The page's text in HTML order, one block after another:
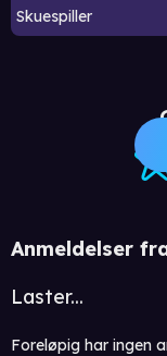
Skuespiller
Anmeldelser
Laster...
Foreløpig har ingen